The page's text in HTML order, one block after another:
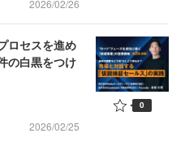
2026/02/26
ロセスを進め
の白黒をつけ
2026/02/25
0